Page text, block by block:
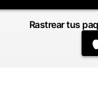
Rastrear tus